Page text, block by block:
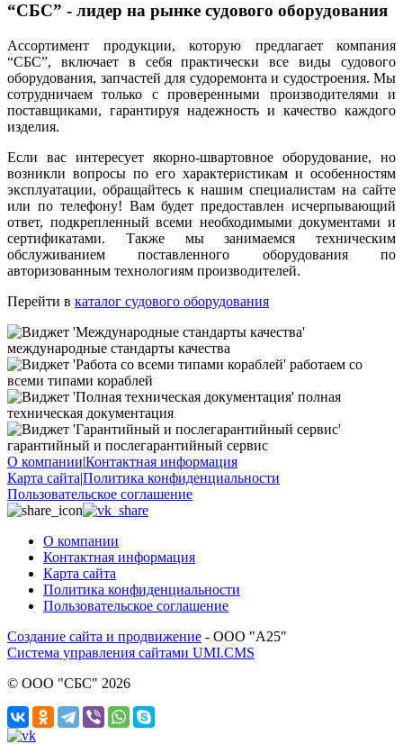
“СБС” - лидер на рынке судового оборудования
Ассортимент продукции, которую предлагает компания
“СБС”, включает в себя практически все виды судового
оборудования, запчастей для судоремонта и судостроения. Мы
сотрудничаем только с проверенными производителями и
поставщиками, гарантируя надежность и качество каждого
изделия.
Если вас интересует якорно-швартовное оборудование, но
возникли вопросы по его характеристикам и особенностям
эксплуатации, обращайтесь к нашим специалистам на сайте
или по телефону! Вам будет предоставлен исчерпывающий
ответ, подкрепленный всеми необходимыми документами и
сертификатами. Также мы занимаемся техническим
обслуживанием поставленного оборудования по
авторизованным технологиям производителей.
Перейти в каталог судового оборудования
международные стандарты качества
работаем со
всеми типами кораблей
полная
техническая документация
гарантийный и послегарантийный сервис
О компании|Контактная информация
Карта сайта|Политика конфиденциальности
Пользовательское соглашение
О компании
Контактная информация
Карта сайта
Политика конфиденциальности
Пользовательское соглашение
Создание сайта и продвижение - ООО "А25"
Система управления сайтами UMI.CMS
© ООО "СБС" 2026